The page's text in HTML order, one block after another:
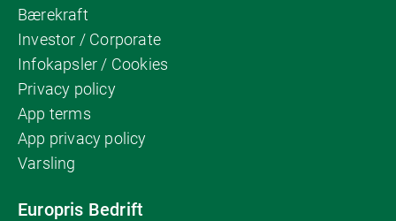
Bærekraft
Investor / Corporate
Infokapsler / Cookies
Privacy policy
App terms
App privacy policy
Varsling
Europris Bedrift